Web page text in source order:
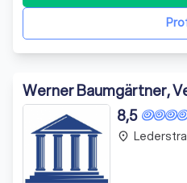
Werner Baumgärtner,
8,5
place